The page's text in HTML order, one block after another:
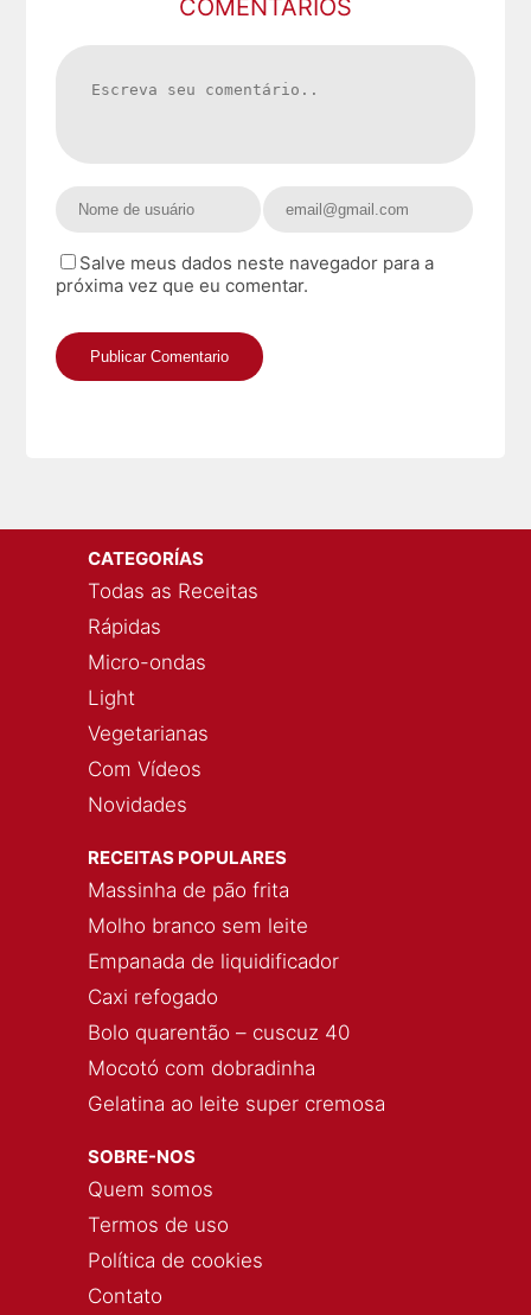
COMENTARIOS
Salve meus dados neste navegador para a
próxima vez que eu comentar.
CATEGORÍAS
Todas as Receitas
Rápidas
Micro-ondas
Light
Vegetarianas
Com Vídeos
Novidades
RECEITAS POPULARES
Massinha de pão frita
Molho branco sem leite
Empanada de liquidificador
Caxi refogado
Bolo quarentão – cuscuz 40
Mocotó com dobradinha
Gelatina ao leite super cremosa
SOBRE-NOS
Quem somos
Termos de uso
Política de cookies
Contato